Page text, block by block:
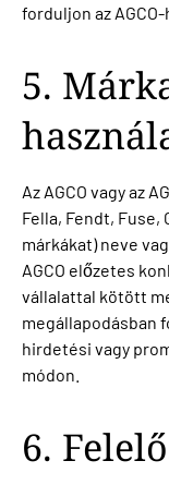
forduljon az AGCO-
5.
Az AGCO vagy az
Fella, Fendt, Fuse,
márkákat) neve
AGCO előzetes
vállalattal kötött
megállapodásban
hirdetési vagy
módon.
6.